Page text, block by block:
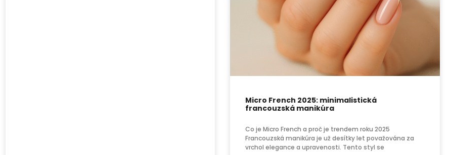
Micro French 2025: minimalistická
francouzská manikúra
Co je Micro French a proč je trendem roku 2025
Francouzská manikúra je už desítky let považována za
vrchol elegance a upravenosti. Tento styl se